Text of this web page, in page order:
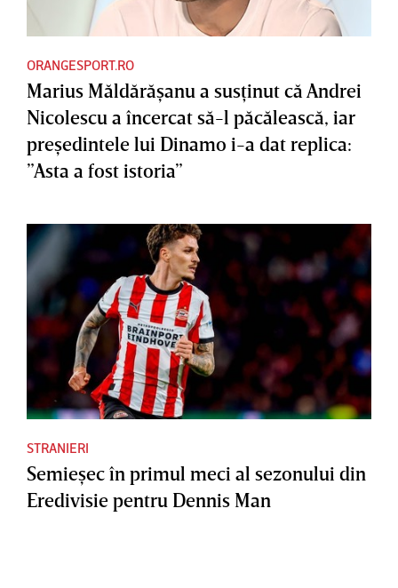
ORANGESPORT.RO
Marius Măldărăşanu a susţinut că Andrei
Nicolescu a încercat să-l păcălească, iar
preşedintele lui Dinamo i-a dat replica:
”Asta a fost istoria”
STRANIERI
Semieşec în primul meci al sezonului din
Eredivisie pentru Dennis Man